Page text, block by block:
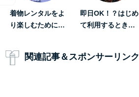
着物レンタルをよ
り楽しむために…
即日OK！？はじめ
て利用するとき…
関連記事＆スポンサーリンク